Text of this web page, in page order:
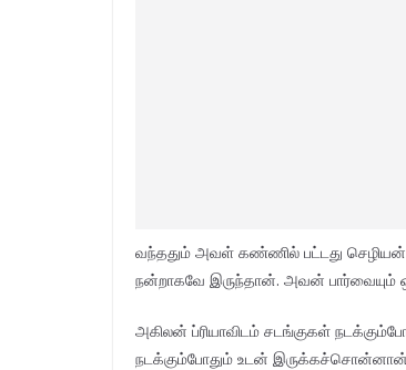
வந்ததும் அவள் கண்ணில் பட்டது
நன்றாகவே இருந்தான். அவன் பார்வையும்
அகிலன் ப்ரியாவிடம் சடங்குகள்
நடக்கும்போதும் உடன்